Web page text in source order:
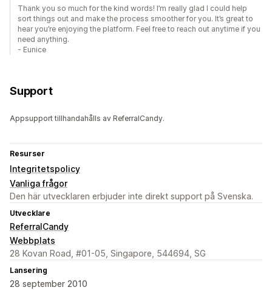
Thank you so much for the kind words! I’m really glad I could help
sort things out and make the process smoother for you. It’s great to
hear you’re enjoying the platform. Feel free to reach out anytime if you
need anything.
- Eunice
Support
Appsupport tillhandahålls av ReferralCandy.
Resurser
Integritetspolicy
Vanliga frågor
Den här utvecklaren erbjuder inte direkt support på Svenska.
Utvecklare
ReferralCandy
Webbplats
28 Kovan Road, #01-05, Singapore, 544694, SG
Lansering
28 september 2010